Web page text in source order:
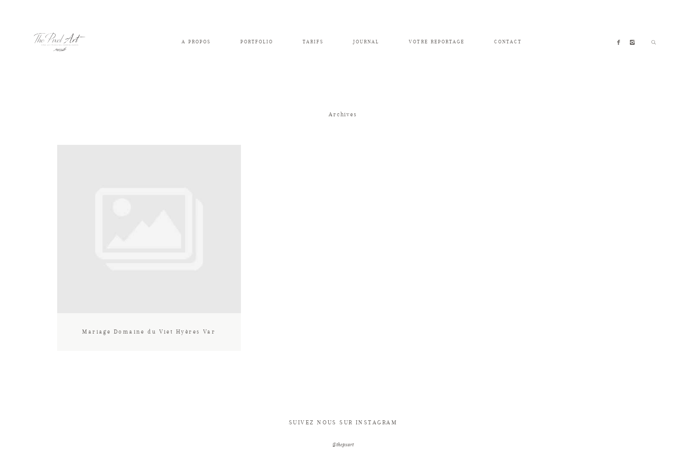
A PROPOS PORTFOLIO TARIFS JOURNAL VOTRE REPORTAGE CONTACT
Archives
Mariage Domaine du Viet Hyères Var
SUIVEZ NOUS SUR INSTAGRAM
@thepxart